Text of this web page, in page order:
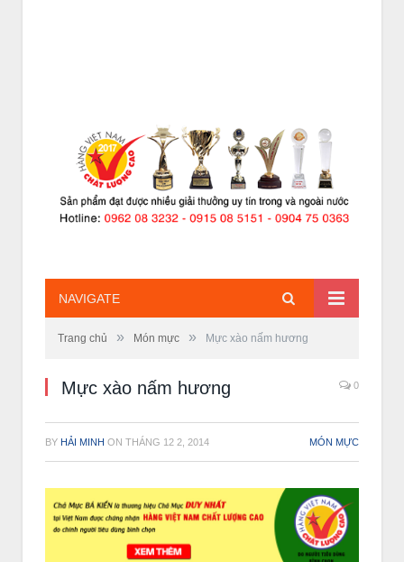
NAVIGATE
Trang chủ » Món mực » Mực xào nấm hương
Mực xào nấm hương 0
BY HẢI MINH ON THÁNG 12 2, 2014 MÓN MỰC